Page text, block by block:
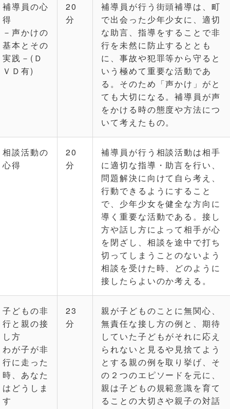
補導員の心
得
－声かけの
基本とその
実践－(Ｄ
ＶＤ有)
20
分
補導員が行う街頭補導は、町
で出会った少年少女に、適切
な助言、指導をすることで非
行を未然に防止するととも
に、事故や犯罪等から守ると
いう極めて重要な活動であ
る。そのため「声かけ」がと
ても大切になる。補導員が声
をかける時の態度や方法につ
いて考えたもの。
相談活動の
心得
20
分
補導員が行う相談活動は相手
に適切な指導・助言を行い、
問題解決に向けて自ら考え、
行動できるようにすること
で、少年少女を健全な方向に
導く重要な活動である。接し
方や話し方によって相手が心
を閉ざし、相談を途中で打ち
切ってしまうことのないよう
相談を受けた時、どのように
接したらよいのか考える。
子どもの非
行と親の接
し方
わが子が非
行に走った
時、あなた
はどうしま
す
23
分
親が子どものことに無関心、
無責任な接し方の例と、期待
していた子どもがそれに応え
られないと見るや見捨てよう
とする親の例を取り挙げ、そ
の２つのエピソードを元に、
親は子どもの規範意識を育て
ることの大切さや親子の対話